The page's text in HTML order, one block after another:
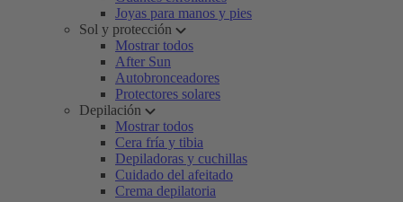
Joyas para manos y pies
Sol y protección
Mostrar todos
After Sun
Autobronceadores
Protectores solares
Depilación
Mostrar todos
Cera fría y tibia
Depiladoras y cuchillas
Cuidado del afeitado
Crema depilatoria